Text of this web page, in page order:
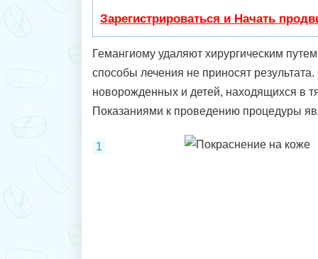
Зарегистрироваться и Начать
Гемангиому удаляют хирургическим
способы лечения не приносят
новорожденных и детей, находящихся в
Показаниями к проведению процедуры